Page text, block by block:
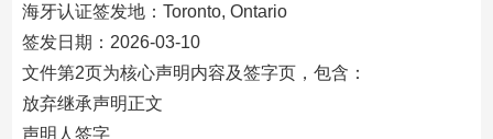
海牙认证签发地：Toronto, Ontario
签发日期：2026-03-10
文件第2页为核心声明内容及签字页，包含：
放弃继承声明正文
声明人签字